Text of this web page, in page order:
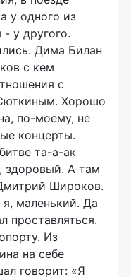
у одного из
у другого.
Дима Билан
с кем
с
Хорошо
по-моему, не
концерты.
та-а-ак
здоровый. А там
Широков.
маленький. Да
проставляться.
Из
на себе
говорит: «Я